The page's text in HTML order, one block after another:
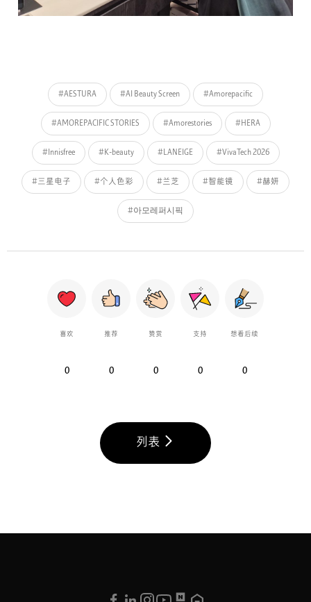
#AESTURA #AI Beauty Screen #Amorepacific
#AMOREPACIFIC STORIES #Amorestories #HERA
#Innisfree #K-beauty #LANEIGE #VivaTech 2026
#三星电子 #个人色彩 #兰芝 #智能镜 #赫妍
#아모레퍼시픽
喜欢
0
推荐
0
赞赏
0
支持
0
想看后续
0
列表